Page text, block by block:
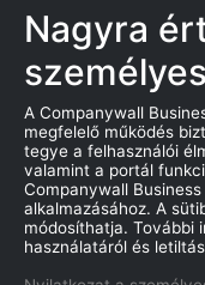
Kiváló
Companywall
Nagyra
A Companywall
megfelelő működés
tegye a felhasználói
valamint a portál
Companywall
alkalmazásához. A
módosíthatja. További
használatáról és